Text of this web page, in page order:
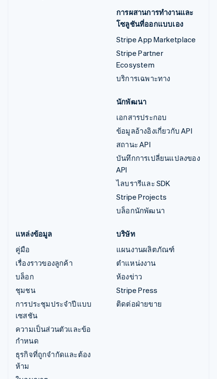
การผสานการทำงานและ
โซลูชันที่ออกแบบเอง
Stripe App Marketplace
Stripe Partner
Ecosystem
บริการเฉพาะทาง
นักพัฒนา
เอกสารประกอบ
ข้อมูลอ้างอิงเกี่ยวกับ API
สถานะ API
บันทึกการเปลี่ยนแปลงของ
API
ไลบรารีและ SDK
Stripe Projects
บล็อกนักพัฒนา
แหล่งข้อมูล
คู่มือ
เรื่องราวของลูกค้า
บล็อก
ชุมชน
การประชุมประจำปีแบบ
เซสชัน
ความเป็นส่วนตัวและข้อ
กำหนด
ธุรกิจที่ถูกจำกัดและต้อง
ห้าม
บริษัท
แผนงานผลิตภัณฑ์
ตำแหน่งงาน
ห้องข่าว
Stripe Press
ติดต่อฝ่ายขาย